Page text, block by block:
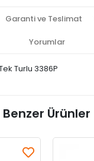
Garanti ve Teslimat
Yorumlar
Turlu 3386P
Benzer Ürünler